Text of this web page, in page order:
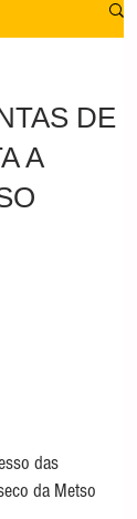
DE
A
das
da Metso